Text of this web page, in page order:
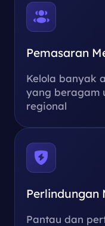
Pemasaran
Kelola banyak
yang beragam
regional
Perlindungan
Pantau dan